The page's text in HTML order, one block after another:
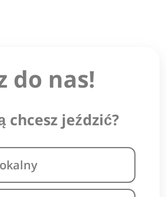
do nas!
chcesz jeździć?